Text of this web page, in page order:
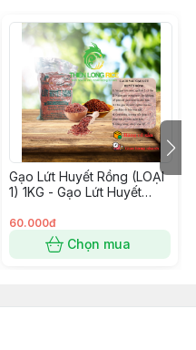
Gạo Lứt Huyết Rồng (LOẠI
1) 1KG - Gạo Lứt Huyết
Cấp
60.000đ
Chọn mua